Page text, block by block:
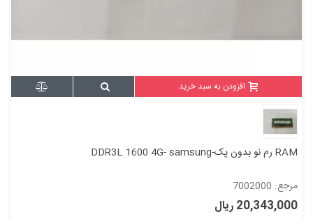
افزودن به سبد خرید
RAM رم نو بدون پک-DDR3L 1600 4G- samsung
مرجع: 7002000
20,343,000 ریال